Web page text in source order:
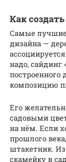
Как
Самые лучшие
дизайна —
ассоциируется
надо, сайдинг
построенного
композицию
Его
садовыми
на нём. Если
прошлого
штакетник.
скамейку в